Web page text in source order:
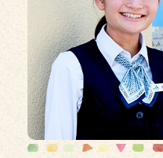
2025年11月14日
「お客さま本位の業務運
いて
2025年11月4日
「アンケートに答えてよ
ーン」開催
2025年11月4日